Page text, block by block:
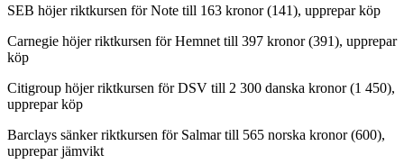
SEB höjer riktkursen för Note till 163 kronor (141), upprepar köp
Carnegie höjer riktkursen för Hemnet till 397 kronor (391), upprepar
köp
Citigroup höjer riktkursen för DSV till 2 300 danska kronor (1 450),
upprepar köp
Barclays sänker riktkursen för Salmar till 565 norska kronor (600),
upprepar jämvikt